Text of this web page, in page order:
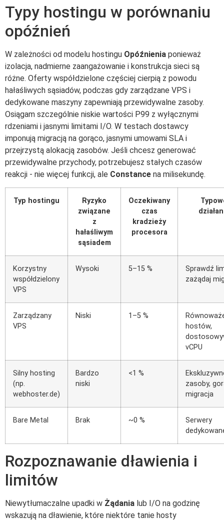
Typy hostingu w porównaniu
opóźnień
W zależności od modelu hostingu Opóźnienia ponieważ
izolacja, nadmierne zaangażowanie i konstrukcja sieci są
różne. Oferty współdzielone częściej cierpią z powodu
hałaśliwych sąsiadów, podczas gdy zarządzane VPS i
dedykowane maszyny zapewniają przewidywalne zasoby.
Osiągam szczególnie niskie wartości P99 z wyłącznymi
rdzeniami i jasnymi limitami I/O. W testach dostawcy
imponują migracją na gorąco, jasnymi umowami SLA i
przejrzystą alokacją zasobów. Jeśli chcesz generować
przewidywalne przychody, potrzebujesz stałych czasów
reakcji - nie więcej funkcji, ale Constance na milisekundę.
Typ hostingu
Ryzyko
związane
z
hałaśliwym
sąsiadem
Oczekiwany
czas
kradzieży
procesora
Korzystny
współdzielony
VPS
Wysoki 5–15 %
Sprawdź
zażądaj
Zarządzany
VPS
Niski 1–5 %
hostów,
vCPU
Silny hosting
(np.
webhoster.de)
Bardzo
niski
<1 %
zasoby,
migracja
Bare Metal Brak ~0 %
Serwery
Rozpoznawanie dławienia i
limitów
Niewytłumaczalne upadki w Żądania lub I/O na godzinę
wskazują na dławienie, które niektóre tanie hosty